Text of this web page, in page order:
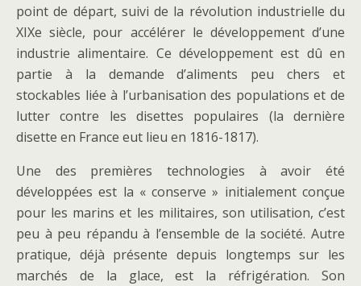
point de départ, suivi de la révolution industrielle du
XIXe siècle, pour accélérer le développement d’une
industrie alimentaire. Ce développement est dû en
partie à la demande d’aliments peu chers et
stockables liée à l’urbanisation des populations et de
lutter contre les disettes populaires (la dernière
disette en France eut lieu en 1816-1817).
Une des premières technologies à avoir été
développées est la « conserve » initialement conçue
pour les marins et les militaires, son utilisation, c’est
peu à peu répandu à l’ensemble de la société. Autre
pratique, déjà présente depuis longtemps sur les
marchés de la glace, est la réfrigération. Son